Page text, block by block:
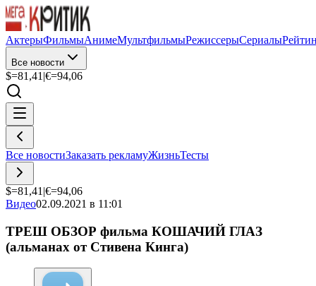
АктерыФильмыАнимеМультфильмыРежиссерыСериалы
Все новости
$=81,41 |€=94,06
Все новостиЗаказать рекламуЖизньТесты
$=81,41 |€=94,06
Видео02.09.2021 в 11:01
ТРЕШ ОБЗОР фильма КОШАЧИЙ ГЛАЗ
(альманах от Стивена Кинга)